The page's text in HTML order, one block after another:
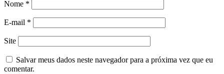
Nome *
E-mail *
Site
Salvar meus dados neste navegador para a próxima vez que eu
comentar.